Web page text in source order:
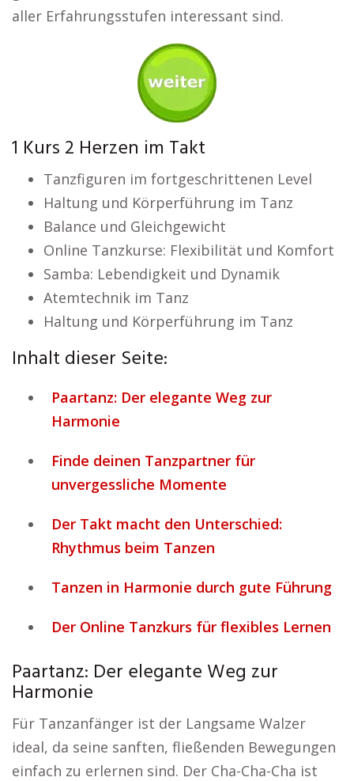
aller Erfahrungsstufen interessant sind.
1 Kurs 2 Herzen im Takt
Tanzfiguren im fortgeschrittenen Level
Haltung und Körperführung im Tanz
Balance und Gleichgewicht
Online Tanzkurse: Flexibilität und Komfort
Samba: Lebendigkeit und Dynamik
Atemtechnik im Tanz
Haltung und Körperführung im Tanz
Inhalt dieser Seite:
Paartanz: Der elegante Weg zur
Harmonie
Finde deinen Tanzpartner für
unvergessliche Momente
Der Takt macht den Unterschied:
Rhythmus beim Tanzen
Tanzen in Harmonie durch gute Führung
Der Online Tanzkurs für flexibles Lernen
Paartanz: Der elegante Weg zur
Harmonie
Für Tanzanfänger ist der Langsame Walzer
ideal, da seine sanften, fließenden Bewegungen
einfach zu erlernen sind. Der Cha-Cha-Cha ist